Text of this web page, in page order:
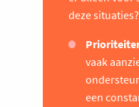
deze situaties?
vaak
een